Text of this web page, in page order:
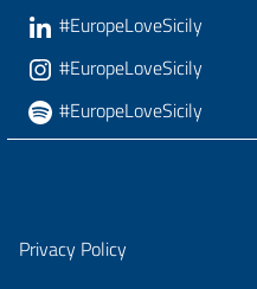
#EuropeLoveSicily
#EuropeLoveSicily
#EuropeLoveSicily
Privacy Policy